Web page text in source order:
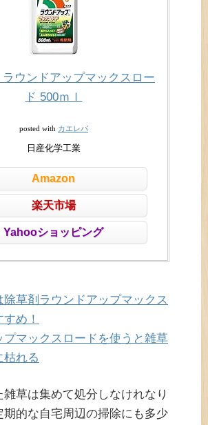
ラウンドアップマックスロー
ド 500ｍｌ
posted with カエレバ
日産化学工業
Amazon
楽天市場
Yahooショッピング
除草剤ラウンドアップマックス
め！
プマックスロードを使うと雑草
枯れる
雑草は集めて処分しなけれなり
期的な自宅周辺の掃除にも多少